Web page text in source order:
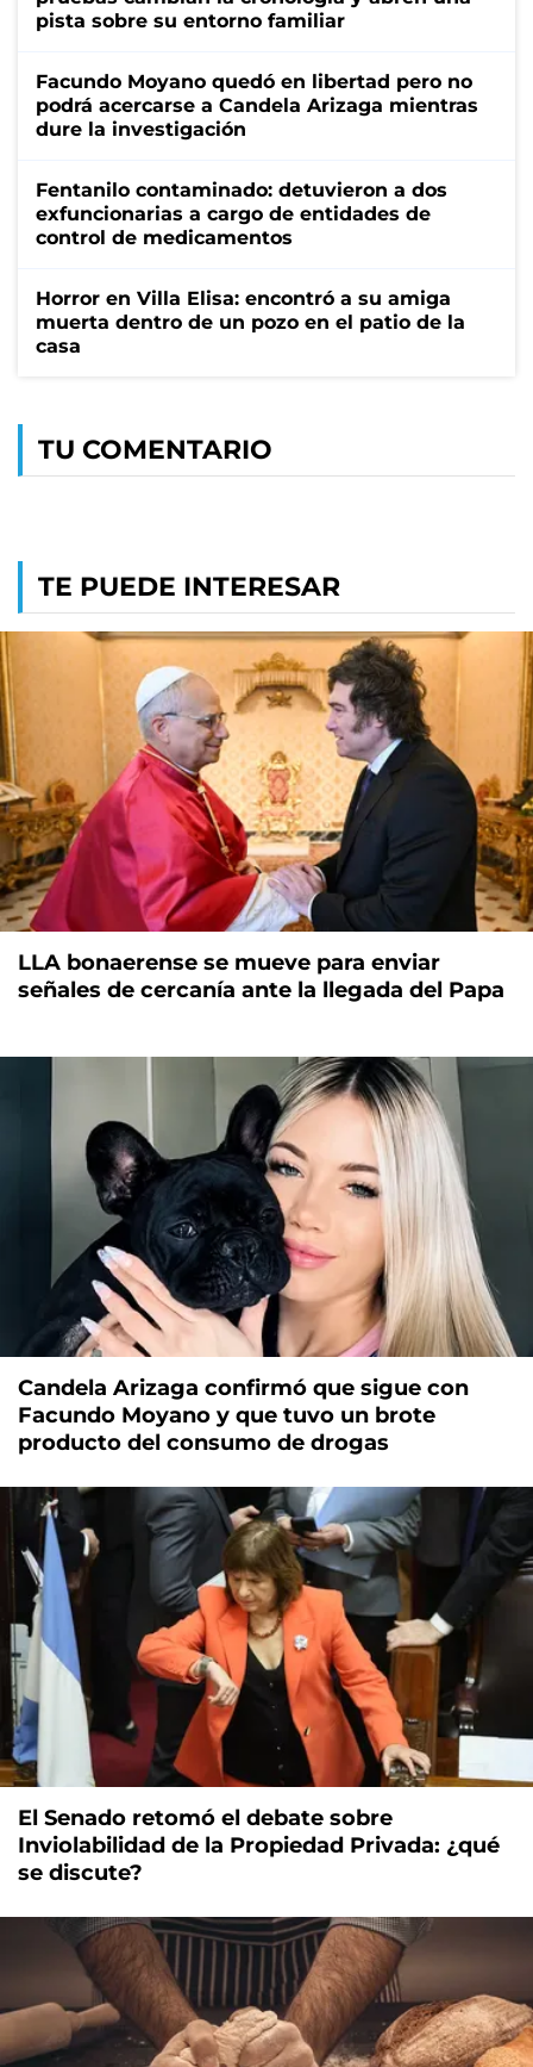
pista sobre su entorno familiar
Facundo Moyano quedó en libertad pero no
podrá acercarse a Candela Arizaga mientras
dure la investigación
Fentanilo contaminado: detuvieron a dos
exfuncionarias a cargo de entidades de
control de medicamentos
Horror en Villa Elisa: encontró a su amiga
muerta dentro de un pozo en el patio de la
casa
TU COMENTARIO
TE PUEDE INTERESAR
LLA bonaerense se mueve para enviar
señales de cercanía ante la llegada del Papa
Candela Arizaga confirmó que sigue con
Facundo Moyano y que tuvo un brote
producto del consumo de drogas
El Senado retomó el debate sobre
Inviolabilidad de la Propiedad Privada: ¿qué
se discute?